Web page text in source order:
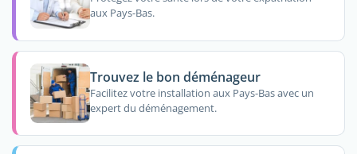
aux Pays-Bas.
Trouvez le bon déménageur
Facilitez votre installation aux Pays-Bas avec un
expert du déménagement.